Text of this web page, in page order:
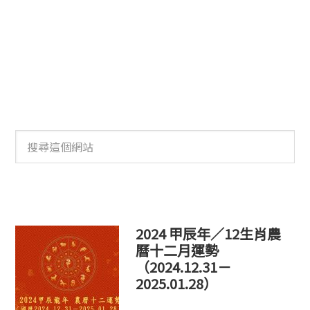
這
2024 甲辰年／12生肖農
曆十二月運勢
（2024.12.31－
2025.01.28）